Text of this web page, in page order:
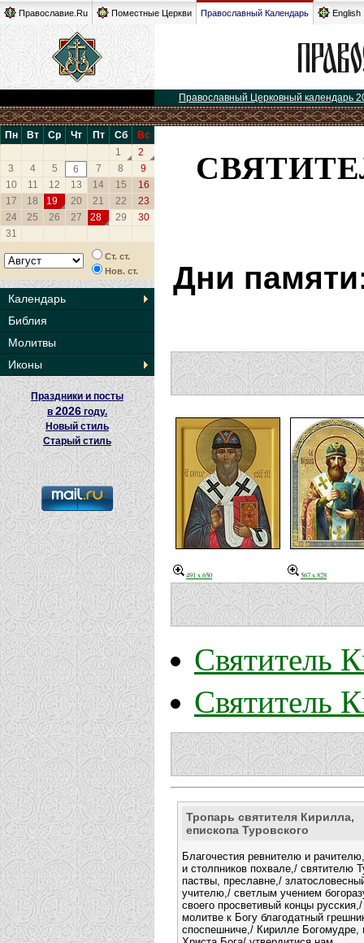
Православие.Ru Поместные Церкви Православный Календарь English
Православный Церковный календарь
Пн Вт Ср Чт Пт Сб
Вс
1
2
3
4 5 6 7 8
9
10
11 12 13 14 15
16
17
18 19 20 21 22
23
24
25 26 27 28 29
30
31
Ст. ст.
Нов. ст.
Календарь
Библия
Молитвы
Иконы
Праздники и посты
в2026 году.
Новый стиль
Старый стиль
Дни
491 x 650 567 x 828
Святитель
Святитель
Тропарь святителя Кирилла,
епископа Туровского
Благочестия ревнителю и
и столпников похвале,/ святителю
паствы, преславне,/
учителю,/ светлым учением
своего просветивый концы
молитве к Богу благодатный
споспешниче,/ Кирилле Богомудре,